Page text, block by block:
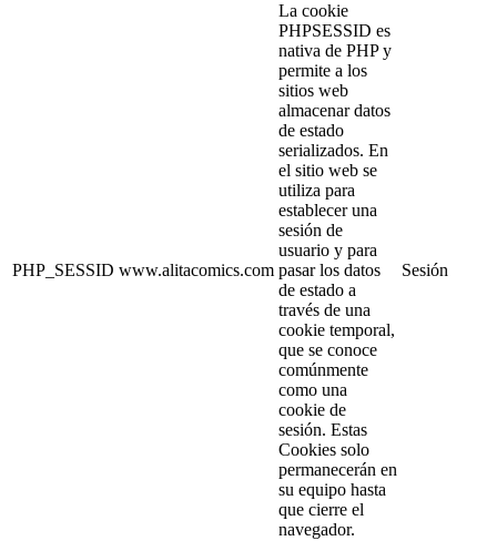
PHP_SESSID www.alitacomics.com
La cookie
PHPSESSID es
nativa de PHP y
permite a los
sitios web
almacenar datos
de estado
serializados. En
el sitio web se
utiliza para
establecer una
sesión de
usuario y para
pasar los datos
de estado a
través de una
cookie temporal,
que se conoce
comúnmente
como una
cookie de
sesión. Estas
Cookies solo
permanecerán en
su equipo hasta
que cierre el
navegador.
Sesión